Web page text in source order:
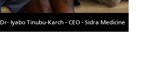
Dr- Iyabo Tinubu-Karch - CEO - Sidra Medicine